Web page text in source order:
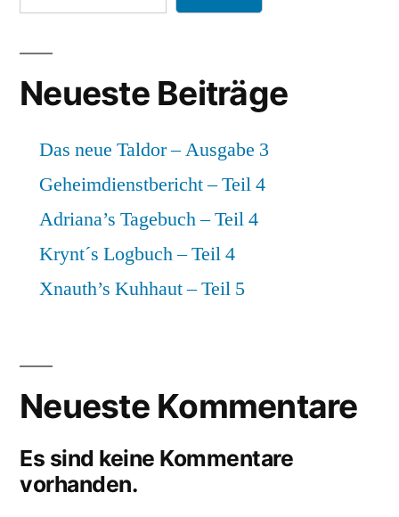
Neueste Beiträge
Das neue Taldor – Ausgabe 3
Geheimdienstbericht – Teil 4
Adriana’s Tagebuch – Teil 4
Krynt´s Logbuch – Teil 4
Xnauth’s Kuhhaut – Teil 5
Neueste Kommentare
Es sind keine Kommentare
vorhanden.